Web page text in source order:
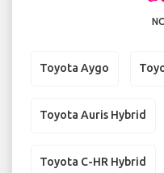
Toyota Aygo
Toyota Auris Hybrid
Toyota C-HR Hybrid